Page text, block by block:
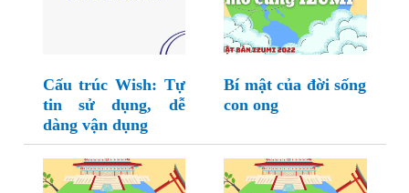
Cấu trúc Wish: Tự
tin sử dụng, dễ
dàng vận dụng
Bí mật của đời sống
con ong